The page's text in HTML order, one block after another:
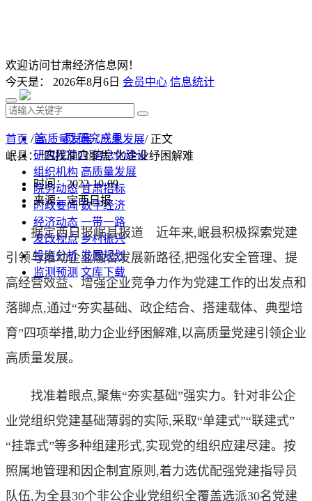
欢迎访问甘肃经济信息网！
今天是： 2026年8月6日 会员中心 信息统计
首 页 研究成果
研究院简介 信息化建设
组织机构 高质量发展
院务动态 甘肃招标
时政要闻 数字经济
经济动态 一带一路
发改视点 乡村振兴
投资分析 发展规划
监测预测 文库下载
首页 /高质量发展/产业发展/ 正文
岷县：“四找准四聚焦”为企业纾困解难
时间：2022-10-09
来源：定西日报
据定西日报岷县报道 近年来,岷县积极探索党建
引领与推动企业融合发展新路径,把强化安全管理、提
高经营效益、增强企业竞争力作为党建工作的出发点和
落脚点,通过“夯实基础、政企结合、搭建载体、典型培
育”四项举措,助力企业纾困解难,以高质量党建引领企业
高质量发展。
找准着眼点,聚焦“夯实基础”强实力。针对非公企
业党组织党建基础薄弱的实际,采取“单建式”“联建式”
“挂靠式”等多种组建形式,实现党的组织应建尽建。按
照属地管理和因企制宜原则,着力选优配强党建指导员
队伍,为全县30个非公企业党组织全覆盖选派30名党建